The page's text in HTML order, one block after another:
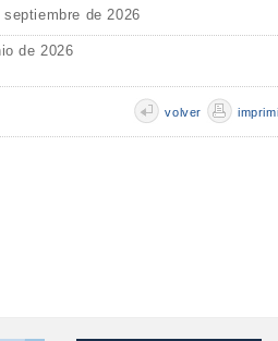
septiembre de 2026
de 2026
volver